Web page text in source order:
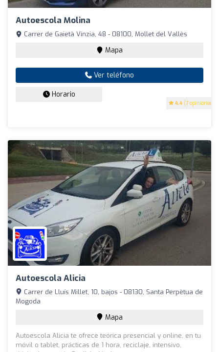
Autoescola Molina
4.4 (7 opiniones)
Carrer de Gaietà Vínzia, 48 - 08100, Mollet del Vallès
Mapa
Ver teléfono
Horario
Autoescola Alicia
Carrer de Lluís Millet, 10, bajos - 08130, Santa Perpètua de
Mogoda
Mapa
Autoescola Alicia te ofrece teórica presencial y online, en tu
móvil o tablet, prácticas de 1 hora, reciclaje, intensivo,